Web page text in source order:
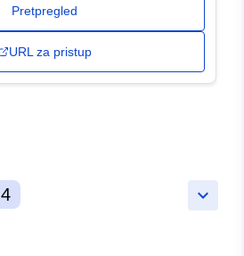
Pretpregled
URL za pristup
keyboard_arrow_down
4